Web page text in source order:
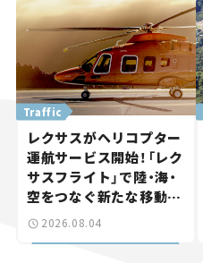
道路計画】
レクサスがヘリコプター
運航サービス開始！「レク
サスフライト」で陸・海・
空をつなぐ新たな移動体
験とは
Traffic
2026.08.04